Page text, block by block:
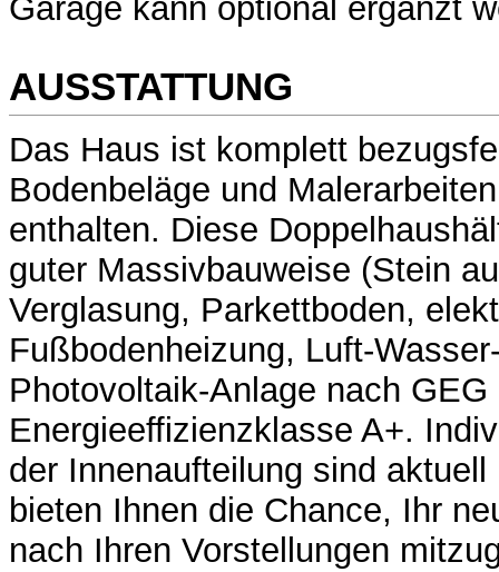
Garage kann optional ergänzt
AUSSTATTUNG
Das Haus ist komplett
Bodenbeläge und
enthalten. Diese
guter Massivbauweise (Stein
Verglasung, Parkettboden,
Fußbodenheizung, Luft-
Photovoltaik-Anlage nach
Energieeffizienzklasse A+.
der Innenaufteilung sind
bieten Ihnen die Chance, Ihr
nach Ihren Vorstellungen